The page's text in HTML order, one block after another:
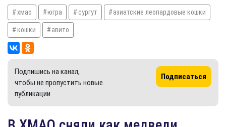
хмао югра сургут азиатские леопардовые кошки
кошки авито
Подпишись на канал,
чтобы не пропустить новые
публикации
Подписаться